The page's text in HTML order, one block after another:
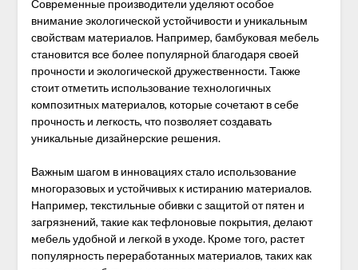
Современные производители уделяют особое
внимание экологической устойчивости и уникальным
свойствам материалов. Например, бамбуковая мебель
становится все более популярной благодаря своей
прочности и экологической дружественности. Также
стоит отметить использование технологичных
композитных материалов, которые сочетают в себе
прочность и легкость, что позволяет создавать
уникальные дизайнерские решения.
Важным шагом в инновациях стало использование
многоразовых и устойчивых к истиранию материалов.
Например, текстильные обивки с защитой от пятен и
загрязнений, такие как тефлоновые покрытия, делают
мебель удобной и легкой в уходе. Кроме того, растет
популярность переработанных материалов, таких как